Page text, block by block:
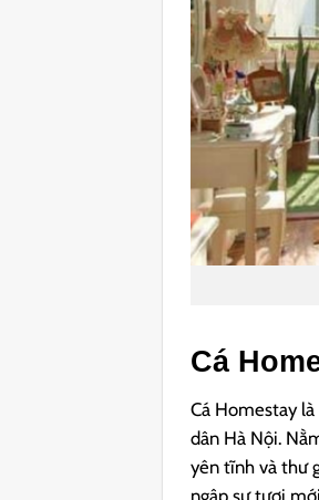
Cá
Cá Homestay
dân Hà Nội.
yên tĩnh và thư